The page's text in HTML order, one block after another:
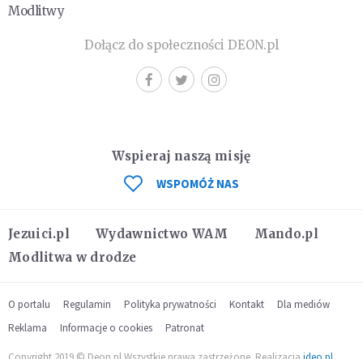
Modlitwy
Dołącz do społeczności DEON.pl
Jezuici.pl Wydawnictwo WAM
Mando.pl
Modlitwa w drodze
Wspieraj naszą misję
WSPOMÓŻ NAS
O portalu Regulamin Polityka prywatności Kontakt
Dla mediów
Reklama
Informacje o cookies Patronat